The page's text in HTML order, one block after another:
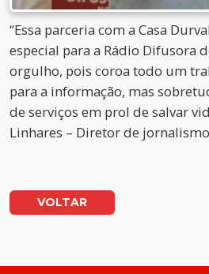
“Essa parceria com a Casa
especial para a Rádio Difusora
orgulho, pois coroa todo um
para a informação, mas
de serviços em prol de salvar
Linhares – Diretor de
VOLTAR